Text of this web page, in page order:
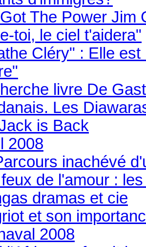
The Power Jim
toi, le ciel t'aidera"
Cléry" : Elle
livre De
Les
is Back
2008
inachévé
de l'amour :
dramas et cie
et son
2008